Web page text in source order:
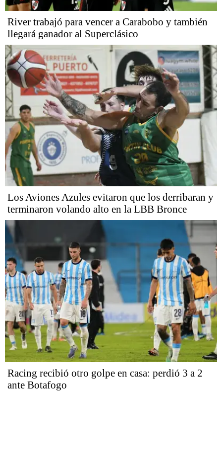
River trabajó para vencer a Carabobo y también
llegará ganador al Superclásico
Los Aviones Azules evitaron que los derribaran y
terminaron volando alto en la LBB Bronce
Racing recibió otro golpe en casa: perdió 3 a 2
ante Botafogo